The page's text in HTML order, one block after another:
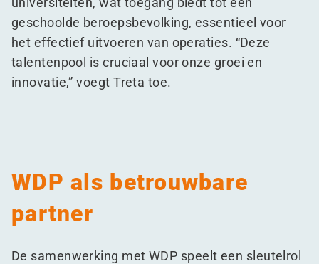
geschoolde beroepsbevolking, essentieel voor
het effectief uitvoeren van operaties. “Deze
talentenpool is cruciaal voor onze groei en
innovatie,” voegt Treta toe.
WDP als betrouwbare
partner
De samenwerking met WDP speelt een sleutelrol